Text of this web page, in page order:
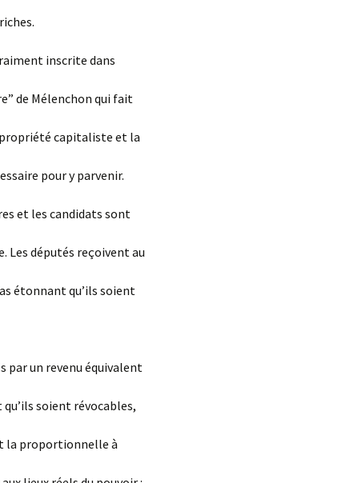
inscrite dans
de Mélenchon qui fait
propriété capitaliste et la
pour y parvenir.
et les candidats sont
Les députés reçoivent au
étonnant qu’ils soient
par un revenu équivalent
soient révocables,
la proportionnelle à